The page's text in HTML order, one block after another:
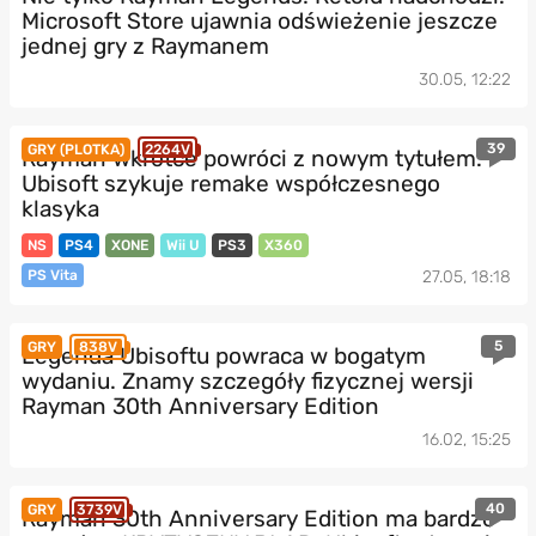
Microsoft Store ujawnia odświeżenie jeszcze
jednej gry z Raymanem
30.05, 12:22
GRY (PLOTKA) 2264V 39
Rayman wkrótce powróci z nowym tytułem.
Ubisoft szykuje remake współczesnego
klasyka
NS PS4 XONE Wii U PS3
X360
PS Vita
27.05, 18:18
GRY 838V 5
Legenda Ubisoftu powraca w bogatym
wydaniu. Znamy szczegóły fizycznej wersji
Rayman 30th Anniversary Edition
16.02, 15:25
GRY 3739V 40
Rayman 30th Anniversary Edition ma bardzo